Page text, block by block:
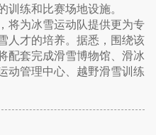
训练和比赛场地设施。
将为冰雪运动队提供更为专
人才的培养。据悉，围绕该
配套完成滑雪博物馆、滑冰
动管理中心、越野滑雪训练